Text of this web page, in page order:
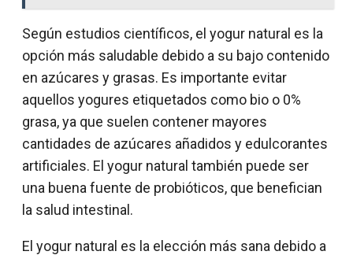
Según estudios científicos, el yogur natural es la
opción más saludable debido a su bajo contenido
en azúcares y grasas. Es importante evitar
aquellos yogures etiquetados como bio o 0%
grasa, ya que suelen contener mayores
cantidades de azúcares añadidos y edulcorantes
artificiales. El yogur natural también puede ser
una buena fuente de probióticos, que benefician
la salud intestinal.
El yogur natural es la elección más sana debido a